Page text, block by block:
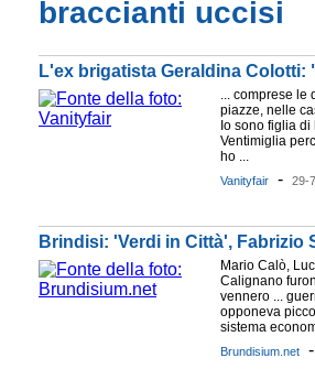
braccianti uccisi
L'ex brigatista Geraldina
... comprese le
piazze, nelle
Io sono figlia di
Ventimiglia
ho ...
Vanityfair - 29-
Brindisi: 'Verdi in Città',
Mario Calò,
Calignano
vennero ...
opponeva
sistema
Brundisium.net